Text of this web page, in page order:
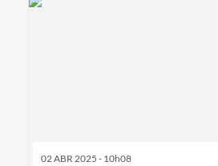
02 ABR 2025 - 10h08